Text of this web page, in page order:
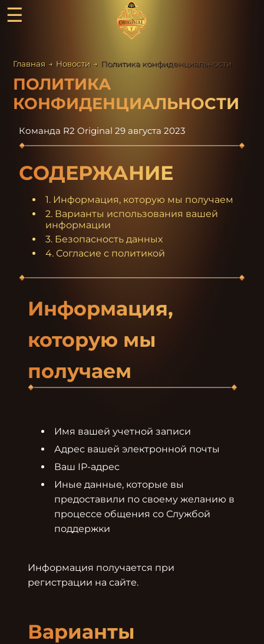
☰
Главная → Новости → Политика конфиденциальности
ПОЛИТИКА
КОНФИДЕНЦИАЛЬНОСТИ
Команда R2 Original29 августа 2023
СОДЕРЖАНИЕ
1. Информация, которую мы получаем
2. Варианты использования вашей
информации
3. Безопасность данных
4. Согласие с политикой
Информация,
которую мы
получаем
Имя вашей учетной записи
Адрес вашей электронной почты
Ваш IP-адрес
Иные данные, которые вы
предоставили по своему желанию в
процессе общения со Службой
поддержки
Информация получается при
регистрации на сайте.
Варианты